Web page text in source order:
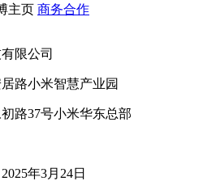
主页 商务合作
限公司
路小米智慧产业园
路37号小米华东总部
年3月24日